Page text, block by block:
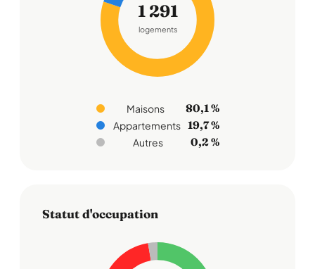
1 291
logements
Maisons 80,1 %
Appartements 19,7 %
Autres 0,2 %
Statut d'occupation